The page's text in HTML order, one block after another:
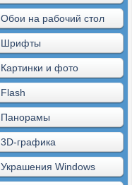
Обои на рабочий стол
Шрифты
Картинки и фото
Flash
Панорамы
3D-графика
Украшения Windows